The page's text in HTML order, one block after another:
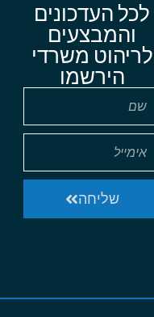
לכל העדכונים
והמבצעים
לריהוט משרדי
הירשמו
שליחה